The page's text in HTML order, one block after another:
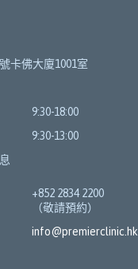
卡佛大廈1001室
9:30-18:00
9:30-13:00
+852 2834 2200
（敬請預約）
info@premierclinic.hk